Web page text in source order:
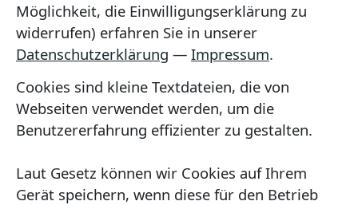
Möglichkeit, die Einwilligungserklärung zu
widerrufen) erfahren Sie in unserer
Datenschutzerklärung — Impressum.
Cookies sind kleine Textdateien, die von
Webseiten verwendet werden, um die
Benutzererfahrung effizienter zu gestalten.
Laut Gesetz können wir Cookies auf Ihrem
Gerät speichern, wenn diese für den Betrieb